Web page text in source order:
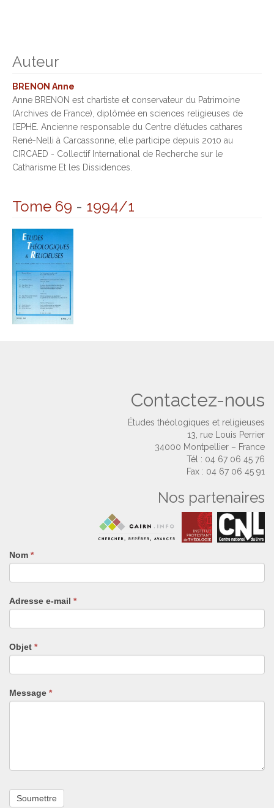
Auteur
BRENON Anne
Anne BRENON est chartiste et conservateur du Patrimoine
(Archives de France), diplômée en sciences religieuses de
l’EPHE. Ancienne responsable du Centre d’études cathares
René-Nelli à Carcassonne, elle participe depuis 2010 au
CIRCAED - Collectif International de Recherche sur le
Catharisme Et les Dissidences.
Tome 69 - 1994/1
Contactez-nous
Études théologiques et religieuses
13, rue Louis Perrier
34000 Montpellier – France
Tél : 04 67 06 45 76
Fax : 04 67 06 45 91
Nos partenaires
Nom *
Adresse e-mail *
Objet *
Message *
Si
vous
êtes
humain,
remplissez
ce